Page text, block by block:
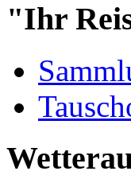
"Ihr